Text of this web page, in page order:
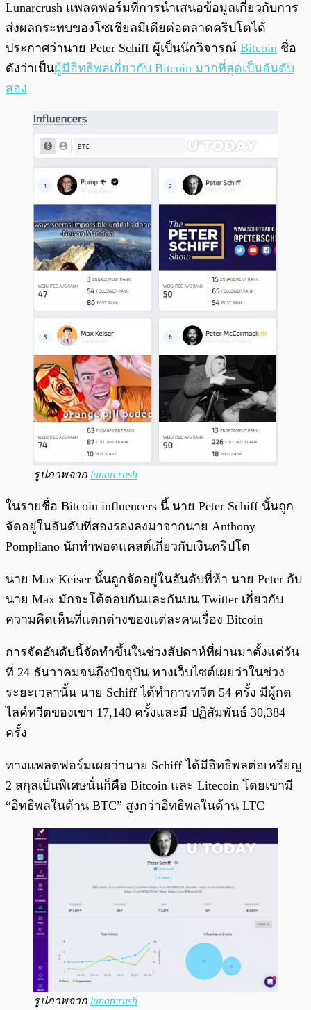
Lunarcrush แพลตฟอร์มที่การนำเสนอข้อมูลเกี่ยวกับการ
ส่งผลกระทบของโซเชียลมีเดียต่อตลาดคริปโตได้
ประกาศว่านาย Peter Schiff ผู้เป็นนักวิจารณ์ Bitcoin ชื่อ
ดังว่าเป็นผู้มีอิทธิพลเกี่ยวกับ Bitcoin มากที่สุดเป็นอันดับ
สอง
รูปภาพจาก lunarcrush
ในรายชื่อ Bitcoin influencers นี้ นาย Peter Schiff นั้นถูก
จัดอยู่ในอันดับที่สองรองลงมาจากนาย Anthony
Pompliano นักทำพอดแคสต์เกี่ยวกับเงินคริปโต
นาย Max Keiser นั้นถูกจัดอยู่ในอันดับที่ห้า นาย Peter กับ
นาย Max มักจะโต้ตอบกันและกันบน Twitter เกี่ยวกับ
ความคิดเห็นที่แตกต่างของแต่ละคนเรื่อง Bitcoin
การจัดอันดับนี้จัดทำขึ้นในช่วงสัปดาห์ที่ผ่านมาตั้งแต่วัน
ที่ 24 ธันวาคมจนถึงปัจจุบัน ทางเว็บไซต์เผยว่าในช่วง
ระยะเวลานั้น นาย Schiff ได้ทำการทวีต 54 ครั้ง มีผู้กด
ไลค์ทวีตของเขา 17,140 ครั้งและมี ปฏิสัมพันธ์ 30,384
ครั้ง
ทางแพลตฟอร์มเผยว่านาย Schiff ได้มีอิทธิพลต่อเหรียญ
2 สกุลเป็นพิเศษนั่นก็คือ Bitcoin และ Litecoin โดยเขามี
“อิทธิพลในด้าน BTC” สูงกว่าอิทธิพลในด้าน LTC
รูปภาพจาก lunarcrush